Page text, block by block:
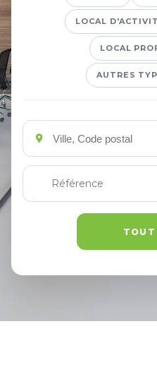
LOCAL
LOCAL
AUTRES
Emplacements
Référence